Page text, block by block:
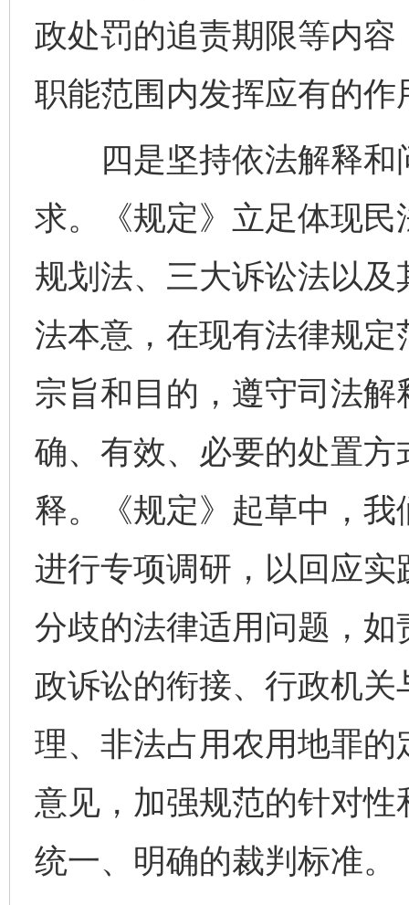
政处罚的追责期限等内
职能范围内发挥应有的作
四是坚持依法解释和
求。《规定》立足体现
规划法、三大诉讼法以
法本意，在现有法律规
宗旨和目的，遵守司法
确、有效、必要的处置
释。《规定》起草中，
进行专项调研，以回应
分歧的法律适用问题，
政诉讼的衔接、行政机关
理、非法占用农用地罪
意见，加强规范的针对
统一、明确的裁判标准。